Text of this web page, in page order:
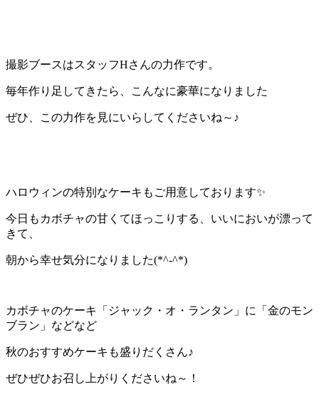
撮影ブースはスタッフHさんの力作です。
毎年作り足してきたら、こんなに豪華になりました
ぜひ、この力作を見にいらしてくださいね～♪
ハロウィンの特別なケーキもご用意しております✨
今日もカボチャの甘くてほっこりする、いいにおいが漂って
きて、
朝から幸せ気分になりました(*^-^*)
カボチャのケーキ「ジャック・オ・ランタン」に「金のモン
ブラン」などなど
秋のおすすめケーキも盛りだくさん♪
ぜひぜひお召し上がりくださいね～！